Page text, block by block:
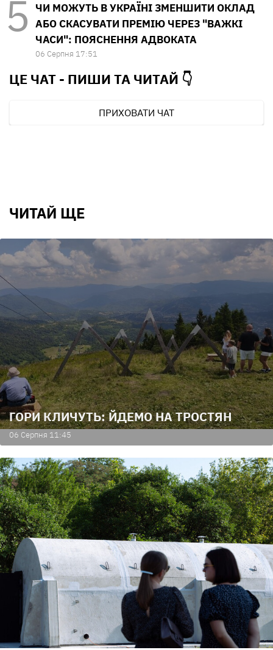
ЧИ МОЖУТЬ В УКРАЇНІ ЗМЕНШИТИ ОКЛАД
АБО СКАСУВАТИ ПРЕМІЮ ЧЕРЕЗ "ВАЖКІ
ЧАСИ": ПОЯСНЕННЯ АДВОКАТА
06 Серпня 17:51
ЦЕ ЧАТ - ПИШИ ТА ЧИТАЙ 👇
ПРИХОВАТИ ЧАТ
ЧИТАЙ ЩЕ
ГОРИ КЛИЧУТЬ: ЙДЕМО НА ТРОСТЯН
06 Серпня 11:45